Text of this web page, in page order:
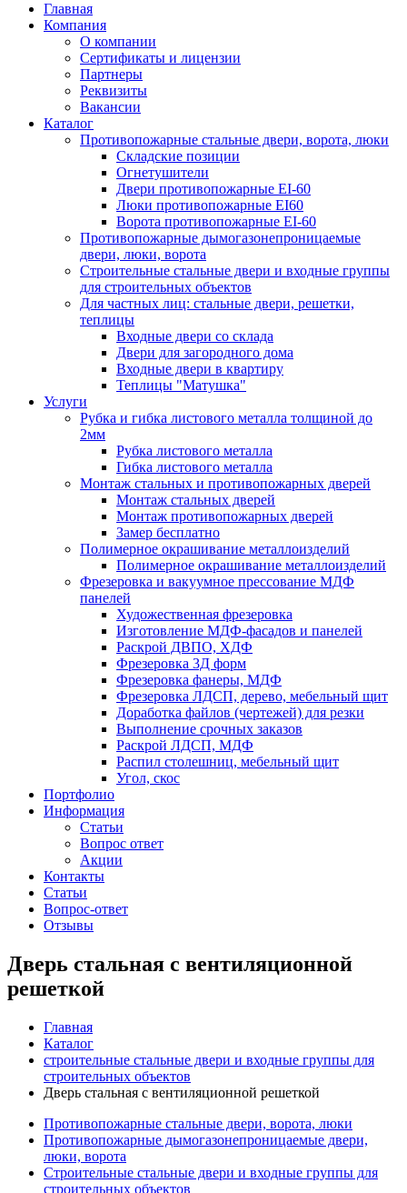
Главная
Компания
О компании
Сертификаты и лицензии
Партнеры
Реквизиты
Вакансии
Каталог
Противопожарные стальные двери, ворота, люки
Складские позиции
Огнетушители
Двери противопожарные EI-60
Люки противопожарные EI60
Ворота противопожарные EI-60
Противопожарные дымогазонепроницаемые
двери, люки, ворота
Строительные стальные двери и входные группы
для строительных объектов
Для частных лиц: стальные двери, решетки,
теплицы
Входные двери со склада
Двери для загородного дома
Входные двери в квартиру
Теплицы "Матушка"
Услуги
Рубка и гибка листового металла толщиной до
2мм
Рубка листового металла
Гибка листового металла
Монтаж стальных и противопожарных дверей
Монтаж стальных дверей
Монтаж противопожарных дверей
Замер бесплатно
Полимерное окрашивание металлоизделий
Полимерное окрашивание металлоизделий
Фрезеровка и вакуумное прессование МДФ
панелей
Художественная фрезеровка
Изготовление МДФ-фасадов и панелей
Раскрой ДВПО, ХДФ
Фрезеровка 3Д форм
Фрезеровка фанеры, МДФ
Фрезеровка ЛДСП, дерево, мебельный щит
Доработка файлов (чертежей) для резки
Выполнение срочных заказов
Раскрой ЛДСП, МДФ
Распил столешниц, мебельный щит
Угол, скос
Портфолио
Информация
Статьи
Вопрос ответ
Акции
Контакты
Статьи
Вопрос-ответ
Отзывы
Дверь стальная с вентиляционной
решеткой
Главная
Каталог
строительные стальные двери и входные группы для
строительных объектов
Дверь стальная с вентиляционной решеткой
Противопожарные стальные двери, ворота, люки
Противопожарные дымогазонепроницаемые двери,
люки, ворота
Строительные стальные двери и входные группы для
строительных объектов